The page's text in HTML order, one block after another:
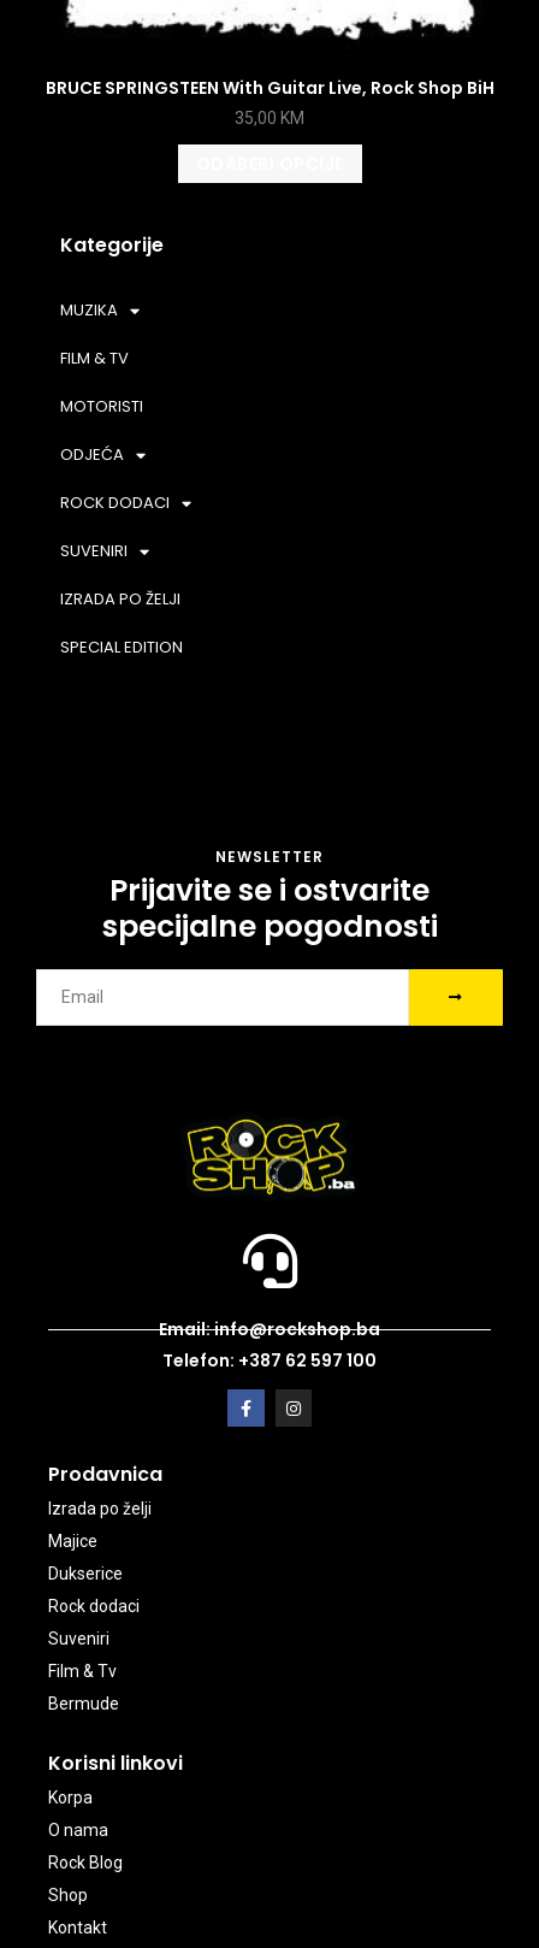
Kategorije
MUZIKA
FILM & TV
MOTORISTI
ODJEĆA
ROCK DODACI
SUVENIRI
IZRADA PO ŽELJI
SPECIAL EDITION
BRUCE SPRINGSTEEN With Guitar Live, Rock Shop BiH
35,00 KM
NEWSLETTER
Prijavite se i ostvarite
specijalne pogodnosti
Email: info@rockshop.ba
Telefon: +387 62 597 100
Prodavnica
Izrada po želji
Majice
Dukserice
Rock dodaci
Suveniri
Film & Tv
Bermude
Korisni linkovi
Korpa
O nama
Rock Blog
Shop
Kontakt